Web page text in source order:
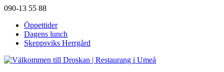
090-13 55 88
Öppettider
Dagens lunch
Skeppsviks Herrgård